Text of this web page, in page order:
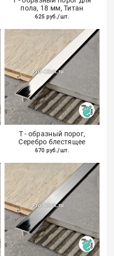
пола, 18 мм, Титан
625 руб./шт.
Т - образный порог,
Серебро блестящее
670 руб./шт.